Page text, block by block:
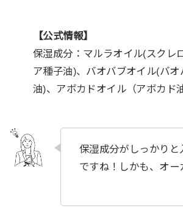
【公式情報】
保湿成分：マルラオイル(スクレ
ア種子油)、バオバブオイル(バオ
油)、アボカドオイル（アボカド
保湿成分がしっかりと
ですね！しかも、オー